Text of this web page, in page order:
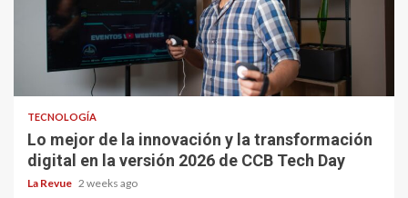
TECNOLOGÍA
Lo mejor de la innovación y la transformación
digital en la versión 2026 de CCB Tech Day
La Revue 2 weeks ago